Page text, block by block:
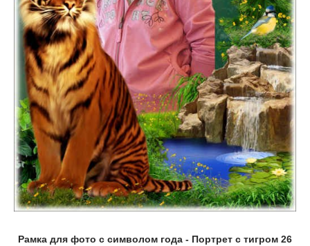
Рамка для фото с символом года - Портрет с тигром 26